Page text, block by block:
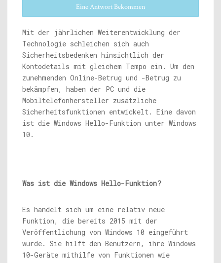
Eine Antwort Bekommen
Mit der jährlichen Weiterentwicklung der
Technologie schleichen sich auch
Sicherheitsbedenken hinsichtlich der
Kontodetails mit gleichem Tempo ein. Um den
zunehmenden Online-Betrug und -Betrug zu
bekämpfen, haben der PC und die
Mobiltelefonhersteller zusätzliche
Sicherheitsfunktionen entwickelt. Eine davon
ist die Windows Hello-Funktion unter Windows
10.
Was ist die Windows Hello-Funktion?
Es handelt sich um eine relativ neue
Funktion, die bereits 2015 mit der
Veröffentlichung von Windows 10 eingeführt
wurde. Sie hilft den Benutzern, ihre Windows
10-Geräte mithilfe von Funktionen wie